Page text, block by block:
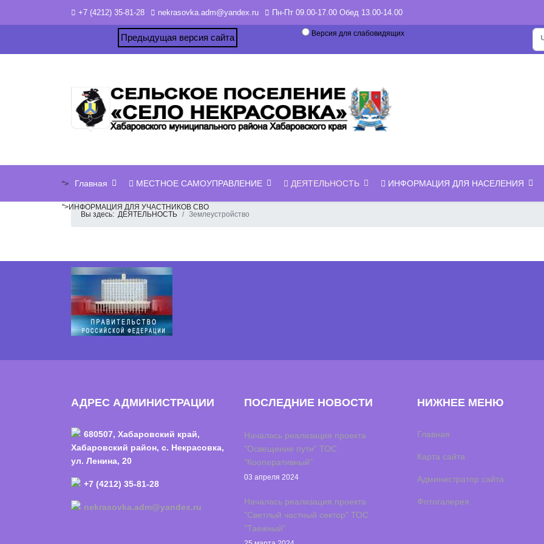
+7 (4212) 35-81-28 nekrasovka.adm@yandex.ru Пн-Пт 09.00-17.00 Обед 13.00-14.00
Предыдущая версия сайта Версия для слабовидящих
"> Главная МЕСТНОЕ САМОУПРАВЛЕНИЕ ДЕЯТЕЛЬНОСТЬ ИНФОРМАЦИЯ ДЛЯ НАСЕЛЕНИЯ
">ИНФОРМАЦИЯ ДЛЯ УЧАСТНИКОВ СВО
Вы здесь: ДЕЯТЕЛЬНОСТЬ Землеустройство
АДРЕС АДМИНИСТРАЦИИ
680507, Хабаровский край,
Хабаровский район, с. Некрасовка,
ул. Ленина, 20
+7 (4212) 35-81-28
nekrasovka.adm@yandex.ru
ПОСЛЕДНИЕ НОВОСТИ
Началась реализация проекта
"Освещение пути" ТОС
"Кооперативный"
03 апреля 2024
Началась реализация проекта
"Светлый частный сектор" ТОС
"Таежный"
НИЖНЕЕ МЕНЮ
Главная
Карта сайта
Администратор сайта
Фотогалерея